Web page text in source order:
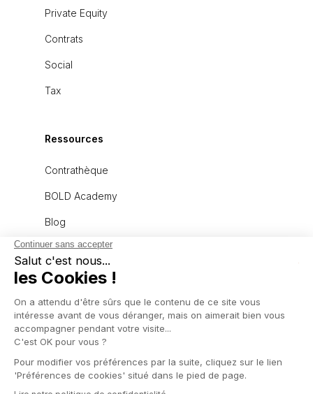
Private Equity
Contrats
Social
Tax
Ressources
Contrathèque
BOLD Academy
Blog
À propos
L'équipe
Recrutement